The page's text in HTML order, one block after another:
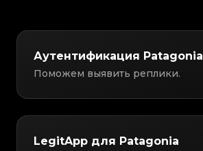
Аутентификация Patagonia
Поможем выявить реплики.
LegitApp для Patagonia